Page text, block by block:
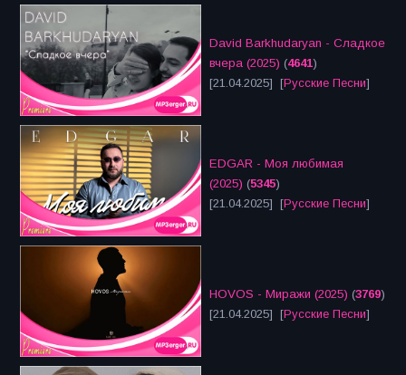
David Barkhudaryan - Сладкое
вчера (2025) (4641)
[21.04.2025] [Русские Песни]
EDGAR - Моя любимая
(2025) (5345)
[21.04.2025] [Русские Песни]
HOVOS - Миражи (2025) (3769)
[21.04.2025] [Русские Песни]